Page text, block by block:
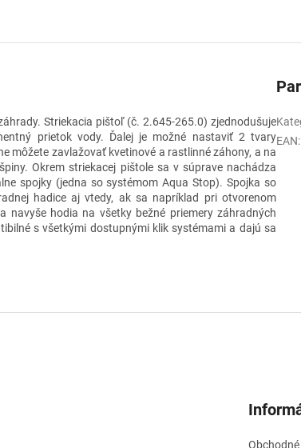
Striekacia pištoľ (č. 2.645-265.0) zjednodušuje
prietok vody. Ďalej je možné nastaviť 2 tvary
môžete zavlažovať kvetinové a rastlinné záhony, a na
Okrem striekacej pištole sa v súprave nachádza
spojky (jedna so systémom Aqua Stop). Spojka so
hadice aj vtedy, ak sa napríklad pri otvorenom
navyše hodia na všetky bežné priemery záhradných
s všetkými dostupnými klik systémami a dajú sa
EAN: